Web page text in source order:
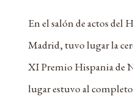
En el salón de actos del
Madrid, tuvo lugar la
XI Premio Hispania de
lugar estuvo al